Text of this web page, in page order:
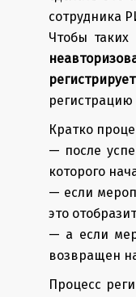
сотрудника
Чтобы
Кратко
— после
которого
— если
это
— а если
возвращен
Процесс